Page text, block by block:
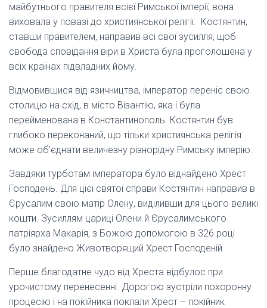
майбутнього правителя всієї Римської імперії, вона
виховала у повазі до християнської релігії. Костянтин,
ставши правителем, направив всі свої зусилля, щоб
свобода сповідання віри в Христа була проголошена у
всіх країнах підвладних йому.
Відмовившися від язичництва, імператор переніс свою
столицю на схід, в місто Візантію, яка і була
перейменована в Константинополь. Костянтин був
глибоко переконаний, що тільки християнська релігія
може об’єднати величезну різнорідну Римську імперію.
Завдяки турботам імператора було віднайдено Хрест
Господень. Для цієї святої справи Костянтин направив в
Єрусалим свою матір Олену, виділивши для цього великі
кошти. Зусиллям цариці Олени й Єрусалимського
патріярха Макарія, з Божою допомогою в 326 році
було знайдено Животворящий Хрест Господеній.
Перше благодатне чудо від Хреста відбулос при
урочистому перенесенні. Дорогою зустріли похоронну
процесію і на покійника поклали Хрест – покійник